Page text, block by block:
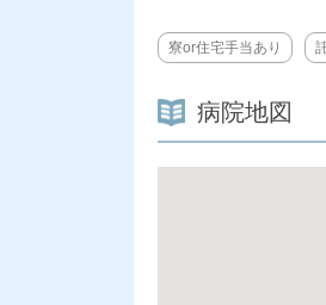
寮or住宅手当あり
病院地図